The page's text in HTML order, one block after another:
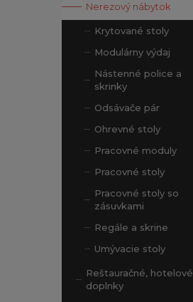
Nerezový nábytok
Krytované stoly
Modulárny výdaj
Nástenné police a
skrinky
Odsávače pár
Ohrevné stoly
Pracovné moduly
Pracovné stoly
Pracovné stoly so
zásuvkami
Regále a skrine
Umývacie stoly
Reštauračné, hotelové
doplnky